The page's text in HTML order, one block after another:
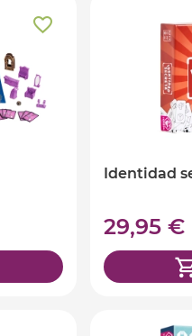
Identidad
29,95 €